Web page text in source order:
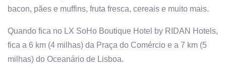
bacon, pães e muffins, fruta fresca, cereais e muito mais.
Quando fica no LX SoHo Boutique Hotel by RIDAN Hotels,
fica a 6 km (4 milhas) da Praça do Comércio e a 7 km (5
milhas) do Oceanário de Lisboa.